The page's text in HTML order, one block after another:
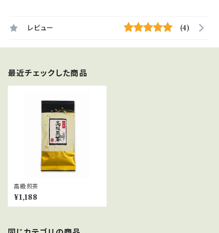
レビュー (4)
最近チェックした商品
高級煎茶
¥1,188